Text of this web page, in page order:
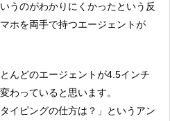
うのがわかりにくかったという反
ホを両手で持つエージェントが
んどのエージェントが4.5インチ
わっていると思います。
イピングの仕方は？」というアン